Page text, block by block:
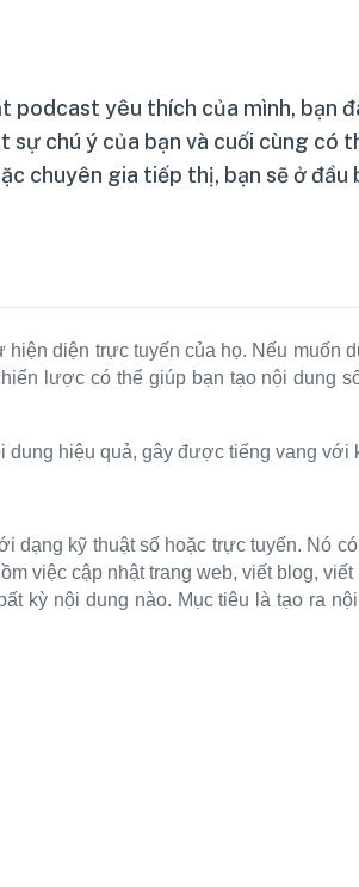
yêu thích của mình, bạn
chú ý của bạn và cuối cùng có
chuyên gia tiếp thị, bạn sẽ ở
diện trực tuyến của họ. Nếu muốn
lược có thể giúp bạn tạo nội dung
hiệu quả, gây được tiếng vang với
dạng kỹ thuật số hoặc trực tuyến. Nó
việc cập nhật trang web, viết blog,
kỳ nội dung nào. Mục tiêu là tạo ra